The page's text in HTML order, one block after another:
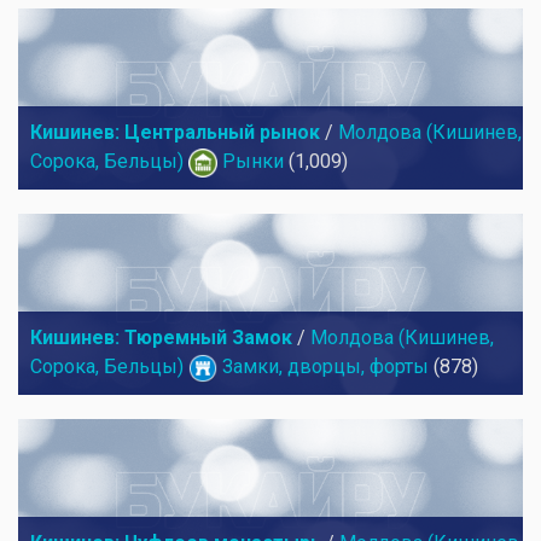
Кишинев: Центральный рынок / Молдова (Кишинев,
Сорока, Бельцы)
Рынки (1,009)
Кишинев: Тюремный Замок / Молдова (Кишинев,
Сорока, Бельцы)
Замки, дворцы, форты (878)